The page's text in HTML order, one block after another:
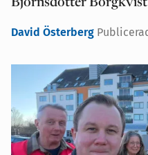
Björnsdotter
David Österberg